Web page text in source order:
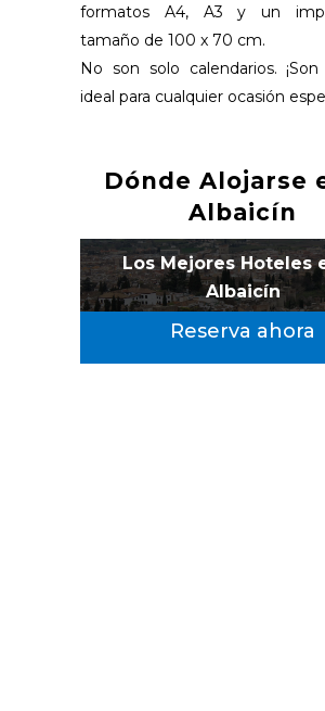
formatos A4, A3 y un
tamaño de 100 x 70 cm.
No son solo calendarios.
ideal para cualquier ocasión
Dónde Alojarse
Albaicín
Los Mejores Hoteles
Albaicín
Reserva ahora